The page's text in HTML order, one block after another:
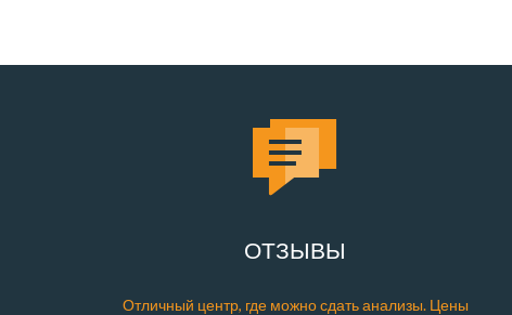
ОТЗЫВЫ
Отличный центр, где можно сдать анализы. Цены